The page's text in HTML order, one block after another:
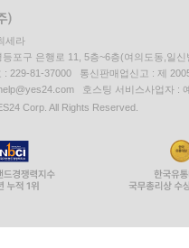
세라
등포구 은행로 11, 5층~6층(여의도동,일신
: 229-81-37000 통신판매업신고 : 제
호스팅 서비스사업자 :
Corp. All Rights Reserved.